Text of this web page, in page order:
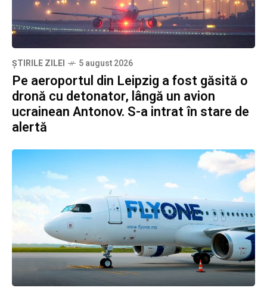
ȘTIRILE ZILEI 5 august 2026
Pe aeroportul din Leipzig a fost găsită o
dronă cu detonator, lângă un avion
ucrainean Antonov. S-a intrat în stare de
alertă